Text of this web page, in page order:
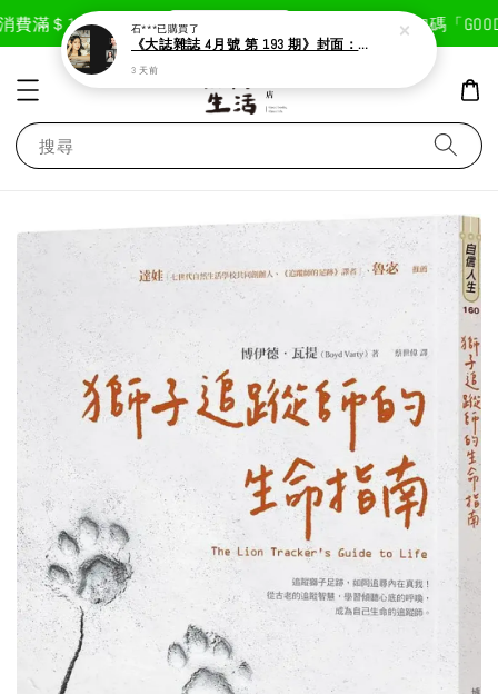
滿＄1800免運費 現在去購物！ 首次註冊輸入折扣碼「
搜尋
石***已購買了
《大誌雜誌 4月號 第 193 期》封面：Solar 頌樂
3 天前